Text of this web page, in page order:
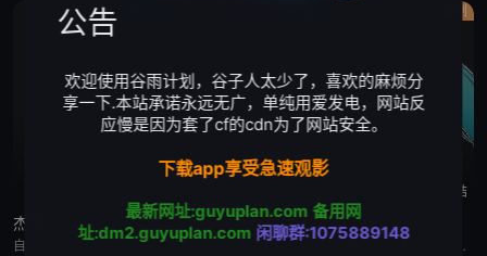
杰西卡:琼斯
自从短暂的超级英雄生涯悲剧收场后，杰西卡·琼斯成为了纽约地狱厨房地区暴躁、尖刻的私家侦探，开始重塑自己的生活和事业。但由于深受严重的创伤后应激障碍的影响，杰西卡需要对抗外压、战胜心魔，必要时还得用到她
杰西卡:琼斯 第二季
喜剧
已完结
微观小世界
这是一个微缩版的虫虫世界。每个故事的主角都是小昆虫，在5分钟的时间里，通篇没有一句语言和对白，以纪录片的风格描述虫虫们的生态环境，同时又演绎出了生动幽默的故事来。爱欺负人的瓢虫、遵守交通规则的蜜蜂、喊
公告
欢迎使用谷雨计划，谷子人太少了，喜欢的麻烦分
享一下.本站承诺永远无广，单纯用爱发电，网站反
应慢是因为套了cf的cdn为了网站安全。
下载app享受急速观影
最新网址:guyuplan.com 备用网
址:dm2.guyuplan.com 闲聊群:1075889148